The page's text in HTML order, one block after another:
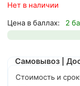
Нет в наличии
Цена в баллах:
2
Самовывоз |
Стоимость и